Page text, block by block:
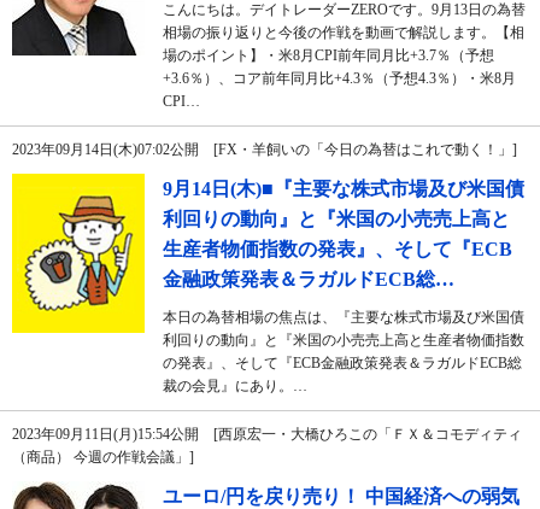
こんにちは。デイトレーダーZEROです。9月13日の為替
相場の振り返りと今後の作戦を動画で解説します。【相
場のポイント】・米8月CPI前年同月比+3.7％（予想
+3.6％）、コア前年同月比+4.3％（予想4.3％）・米8月
CPI…
2023年09月14日(木)07:02公開 [FX・羊飼いの「今日の為替はこれで動く！」]
9月14日(木)■『主要な株式市場及び米国債
利回りの動向』と『米国の小売売上高と
生産者物価指数の発表』、そして『ECB
金融政策発表＆ラガルドECB総…
本日の為替相場の焦点は、『主要な株式市場及び米国債
利回りの動向』と『米国の小売売上高と生産者物価指数
の発表』、そして『ECB金融政策発表＆ラガルドECB総
裁の会見』にあり。…
2023年09月11日(月)15:54公開 [西原宏一・大橋ひろこの「ＦＸ＆コモディティ
（商品） 今週の作戦会議」]
ユーロ/円を戻り売り！ 中国経済への弱気